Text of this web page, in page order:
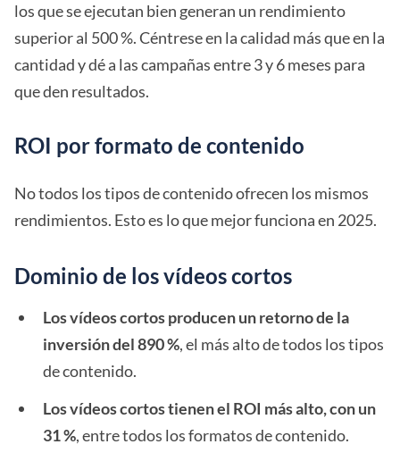
los que se ejecutan bien generan un rendimiento
superior al 500 %. Céntrese en la calidad más que en la
cantidad y dé a las campañas entre 3 y 6 meses para
que den resultados.
ROI por formato de contenido
No todos los tipos de contenido ofrecen los mismos
rendimientos. Esto es lo que mejor funciona en 2025.
Dominio de los vídeos cortos
Los vídeos cortos producen un retorno de la
inversión del 890 %, el más alto de todos los tipos
de contenido.
Los vídeos cortos tienen el ROI más alto, con un
31 %, entre todos los formatos de contenido.